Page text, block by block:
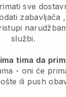
sve
zabavljača
službi.
tima da
- oni će
ili push